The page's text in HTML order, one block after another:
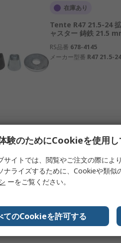
在庫あり
Tente R47 21.5-24
ャスター 鋳鉄 21.5
RS品番 678-4145
メーカー型番 R47 21.5-24
Guitel Hervieu
定 プラグ 鋳鉄 23 mm
RS品番
253-6472
メーカー型番
験のためにCookieを使用
サイトでは、閲覧やご注文の際によ
ナライズするために、Cookieや類似
ーをご覧ください。
てのCookieを許可する